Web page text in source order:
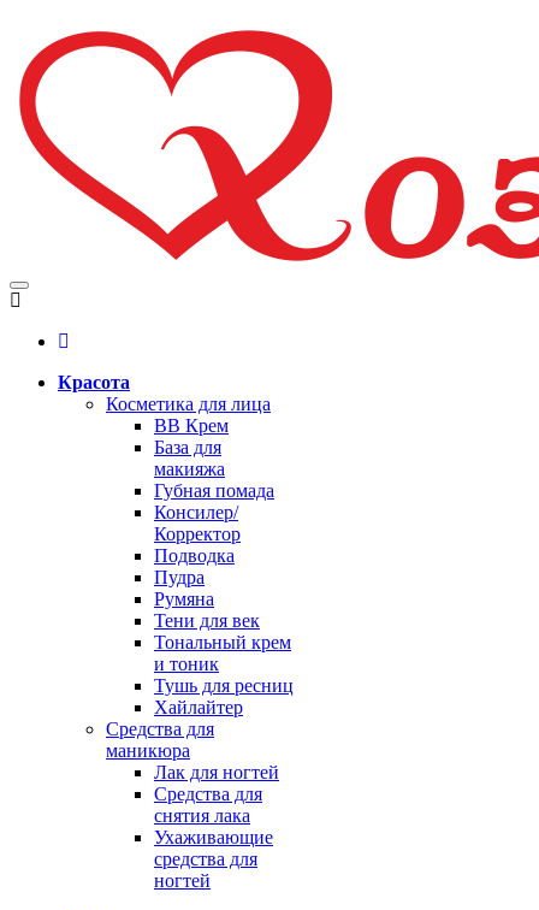
Красота
Косметика для лица
BB Крем
База для
макияжа
Губная помада
Консилер/
Корректор
Подводка
Пудра
Румяна
Тени для век
Тональный крем
и тоник
Тушь для ресниц
Хайлайтер
Средства для
маникюра
Лак для ногтей
Средства для
снятия лака
Ухаживающие
средства для
ногтей